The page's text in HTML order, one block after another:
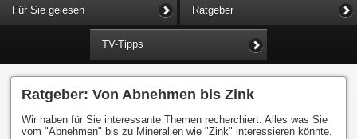
Für Sie gelesen Ratgeber
TV-Tipps
Ratgeber: Von Abnehmen bis Zink
Wir haben für Sie interessante Themen recherchiert. Alles was Sie
vom "Abnehmen" bis zu Mineralien wie "Zink" interessieren könnte.